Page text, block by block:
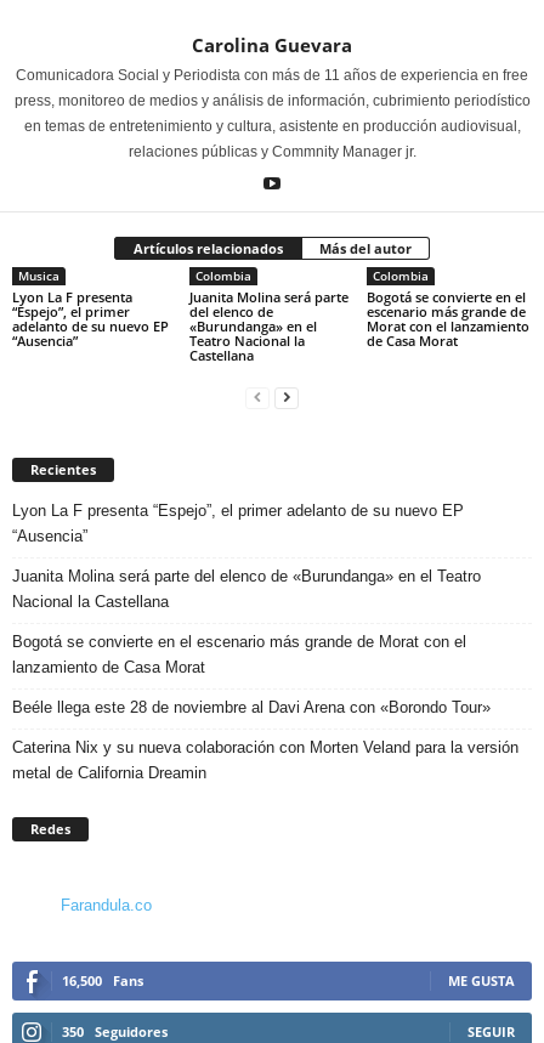
Carolina Guevara
Comunicadora Social y Periodista con más de 11 años de experiencia en free
press, monitoreo de medios y análisis de información, cubrimiento periodístico
en temas de entretenimiento y cultura, asistente en producción audiovisual,
relaciones públicas y Commnity Manager jr.
Artículos relacionados Más del autor
Musica
Lyon La F presenta
“Espejo”, el primer
adelanto de su nuevo EP
“Ausencia”
Colombia
Juanita Molina será parte
del elenco de
«Burundanga» en el
Teatro Nacional la
Castellana
Colombia
Bogotá se convierte en el
escenario más grande de
Morat con el lanzamiento
de Casa Morat
Recientes
Lyon La F presenta “Espejo”, el primer adelanto de su nuevo EP
“Ausencia”
Juanita Molina será parte del elenco de «Burundanga» en el Teatro
Nacional la Castellana
Bogotá se convierte en el escenario más grande de Morat con el
lanzamiento de Casa Morat
Beéle llega este 28 de noviembre al Davi Arena con «Borondo Tour»
Caterina Nix y su nueva colaboración con Morten Veland para la versión
metal de California Dreamin
Redes
Farandula.co
16,500 Fans ME GUSTA
350 Seguidores SEGUIR